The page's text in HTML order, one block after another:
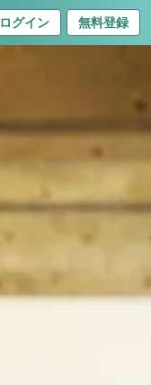
ログイン 無料登録